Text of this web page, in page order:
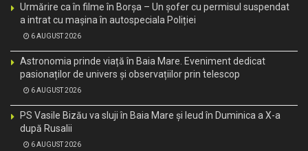
Urmărire ca în filme în Borșa – Un șofer cu permisul suspendat
a intrat cu mașina în autospeciala Poliției
6 AUGUST 2026
Astronomia prinde viață în Baia Mare. Eveniment dedicat
pasionaților de univers și observațiilor prin telescop
6 AUGUST 2026
PS Vasile Bizău va sluji în Baia Mare și Ieud în Duminica a X-a
după Rusalii
6 AUGUST 2026